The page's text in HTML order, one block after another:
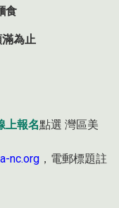
食
滿為止
上報名點選 灣區美
nc.org ，電郵標題註